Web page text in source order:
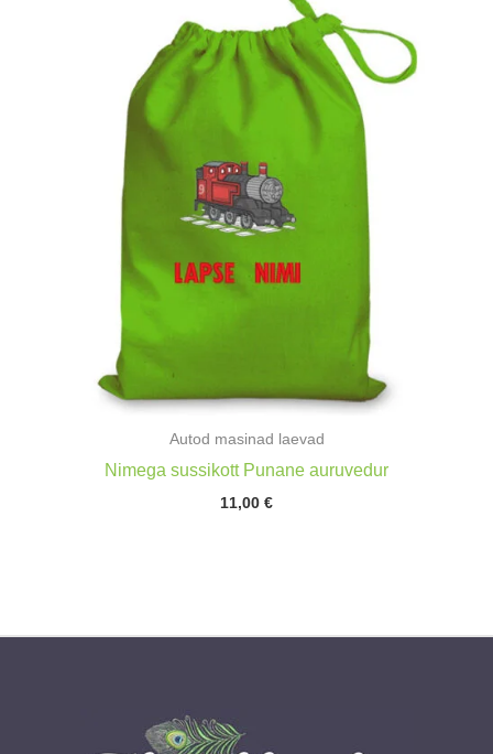
Autod masinad laevad
Nimega sussikott Punane auruvedur
11,00 €